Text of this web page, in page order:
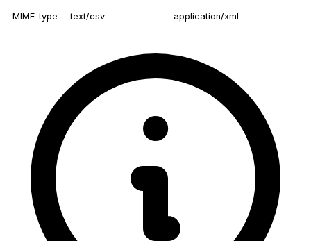
MIME-type text/csv application/xml